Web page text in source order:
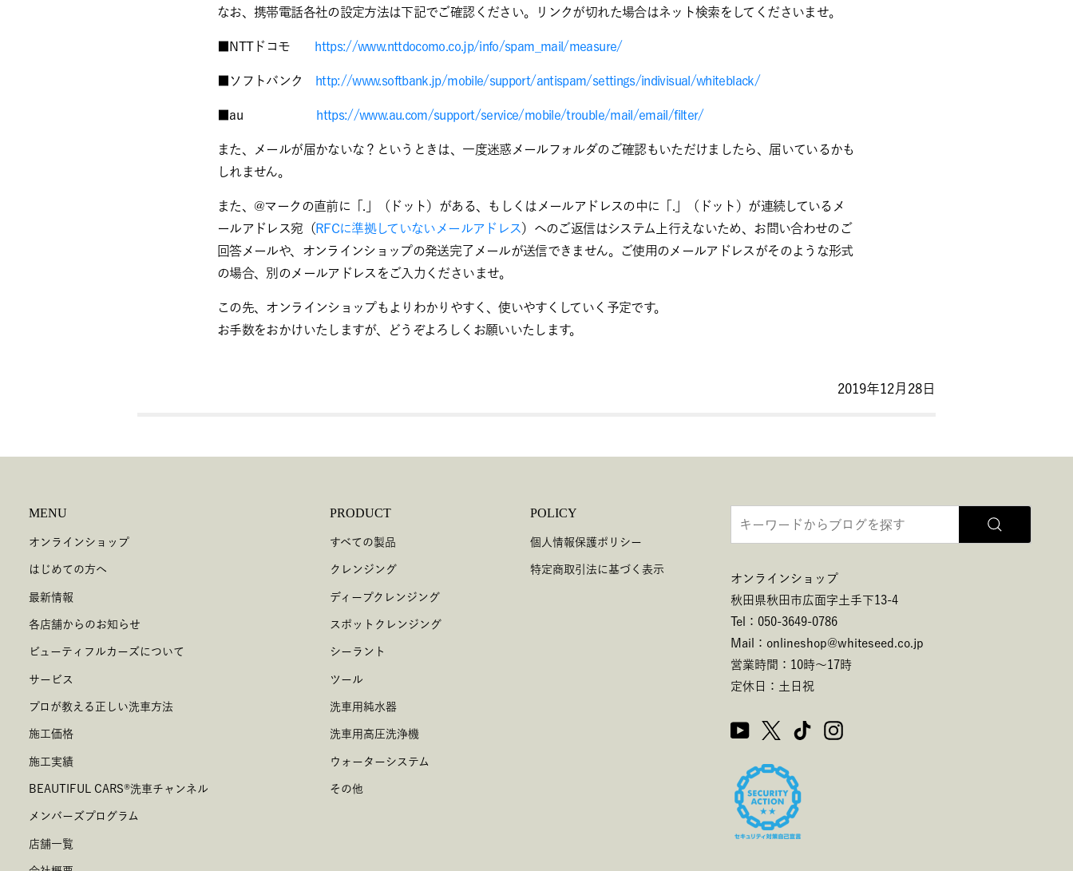
なお、携帯電話各社の設定方法は下記でご確認ください。リンクが切れた場合はネット検索をしてくださいませ。
■NTTドコモ https://www.nttdocomo.co.jp/info/spam_mail/measure/
■ソフトバンク http://www.softbank.jp/mobile/support/antispam/settings/indivisual/whiteblack/
■au https://www.au.com/support/service/mobile/trouble/mail/email/filter/
また、メールが届かないな？というときは、一度迷惑メールフォルダのご確認もいただけましたら、届いているかも
しれません。
また、 @マークの直前に「.」（ドット）がある、もしくはメールアドレスの中に「.」（ドット）が連続しているメ
ールアドレス宛（ RFCに準拠していないメールアドレス ）へのご返信はシステム上行えないため、お問い合わせのご
回答メールや、オンラインショップの発送完了メールが送信できません。ご使用のメールアドレスがそのような形式
の場合、別のメールアドレスをご入力くださいませ。
この先、オンラインショップもよりわかりやすく、使いやすくしていく予定です。
お手数をおかけいたしますが、どうぞよろしくお願いいたします。
2019年12月28日
MENU
オンラインショップ
はじめての方へ
最新情報
各店舗からのお知らせ
ビューティフルカーズについて
サービス
プロが教える正しい洗車方法
施工価格
施工実績
BEAUTIFUL CARS®洗車チャンネル
メンバーズプログラム
店舗一覧
PRODUCT
すべての製品
クレンジング
ディープクレンジング
スポットクレンジング
シーラント
ツール
洗車用純水器
洗車用高圧洗浄機
ウォーターシステム
その他
POLICY
個人情報保護ポリシー
特定商取引法に基づく表示
オンラインショップ
秋田県秋田市広面字土手下13-4
Tel：050-3649-0786
Mail：onlineshop@whiteseed.co.jp
営業時間：10時～17時
定休日：土日祝